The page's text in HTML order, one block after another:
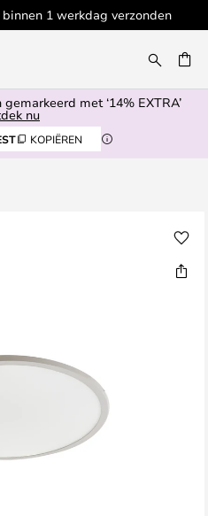
1 werkdag verzonden
met ‘14% EXTRA’
nu
KOPIËREN